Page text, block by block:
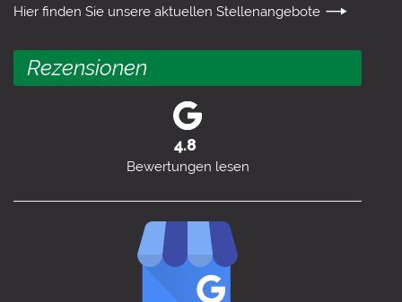
Hier finden Sie unsere aktuellen Stellenangebote
Rezensionen
4.8
Bewertungen lesen